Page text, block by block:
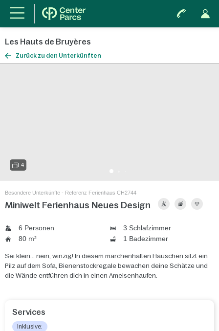
Les Hauts de Bruyères
Zurück zu den Unterkünften
4
Besondere Unterkünfte - Referenz Ferienhaus CH2744
Miniwelt Ferienhaus Neues Design
6 Personen
3 Schlafzimmer
80 m²
1 Badezimmer
Sei klein... nein, winzig! In diesem märchenhaften Häuschen sitzt ein
Pilz auf dem Sofa, Bienenstockregale bewachen deine Schätze und
die Wände entführen dich in einen Ameisenhaufen.
Services
Inklusive: